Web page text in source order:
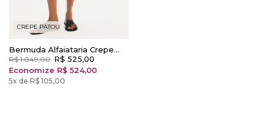
CREPE PATOU
Bermuda Alfaiataria Crepe
Patou Marrom Dark
R$ 1.049,00 R$ 525,00
Economize R$ 524,00
5x de R$ 105,00